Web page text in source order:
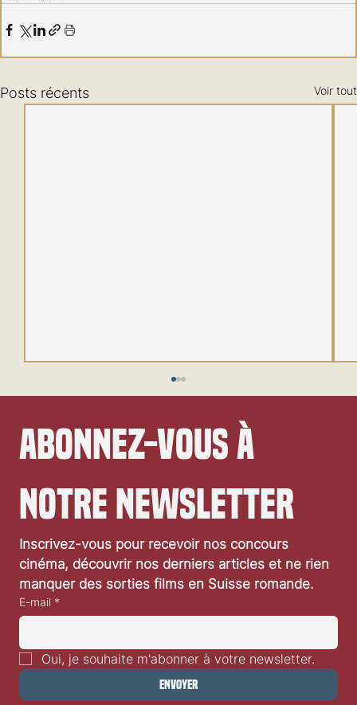
Posts récents Voir tout
Abonnez-vous à
notre newsletter
Inscrivez-vous pour recevoir nos concours
cinéma, découvrir nos derniers articles et ne rien
manquer des sorties films en Suisse romande.
E-mail *
Oui, je souhaite m'abonner à votre newsletter.
Envoyer